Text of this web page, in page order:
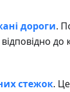
дороги.
до
стежок.